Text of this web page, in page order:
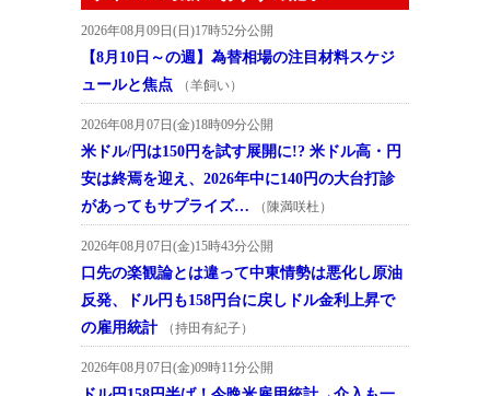
2026年08月09日(日)17時52分公開
【8月10日～の週】為替相場の注目材料スケジ
ュールと焦点
（羊飼い）
2026年08月07日(金)18時09分公開
米ドル/円は150円を試す展開に!? 米ドル高・円
安は終焉を迎え、2026年中に140円の大台打診
があってもサプライズ…
（陳満咲杜）
2026年08月07日(金)15時43分公開
口先の楽観論とは違って中東情勢は悪化し原油
反発、ドル円も158円台に戻しドル金利上昇で
の雇用統計
（持田有紀子）
2026年08月07日(金)09時11分公開